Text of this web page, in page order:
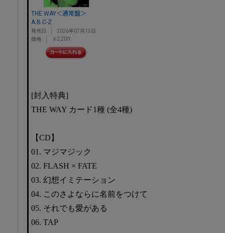
THE WAY＜通常盤＞
A.B.C-Z
発売日
2026年07月15日
価格
￥2,200
[封入特典]
THE WAY カード1種 (全4種)
【CD】
01. マジマジック
02. FLASH × FATE
03. 幻想イミテーション
04. このさよならに名前をつけて
05. それでも愛がある
06. TAP